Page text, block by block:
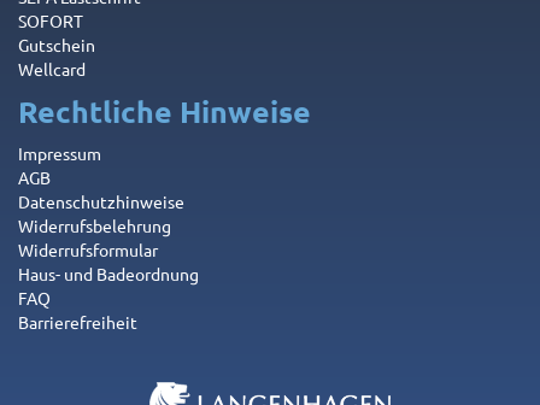
SOFORT
Gutschein
Wellcard
Rechtliche Hinweise
Impressum
AGB
Datenschutzhinweise
Widerrufsbelehrung
Widerrufsformular
Haus- und Badeordnung
FAQ
Barrierefreiheit